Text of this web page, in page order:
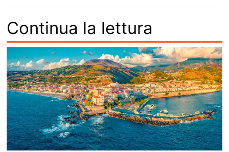
Continua la lettura